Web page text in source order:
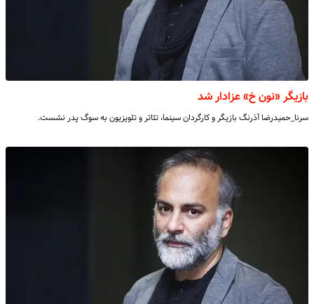
بازیگر «نون خ» عزادار شد
سرنا_حمیدرضا آذرنگ بازیگر و کارگردان سینما، تئاتر و تلویزیون به سوگ پدر نشست.